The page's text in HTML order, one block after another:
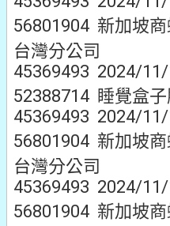
56801904 新加坡
台灣分公司
45369493 2024/
52388714 睡覺盒
45369493 2024/
56801904 新加坡
台灣分公司
45369493 2024/
56801904 新加坡